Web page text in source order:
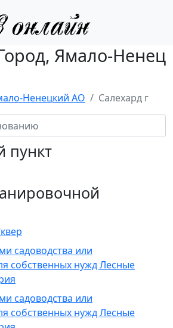
Ямало-Ненец
Ненецкий АО Салехард г
пункт
садоводства или
собственных нужд Лесные
садоводства или
собственных нужд Лесные